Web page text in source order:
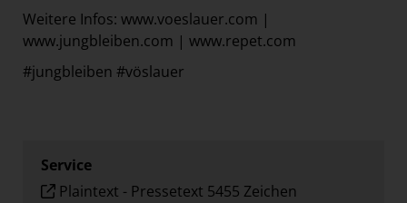
Weitere Infos: www.voeslauer.com |
www.jungbleiben.com | www.repet.com
#jungbleiben #vöslauer
Service
Plaintext - Pressetext 5455 Zeichen